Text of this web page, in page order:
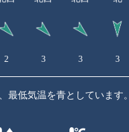
2 3 3 3
低気温を青としています。